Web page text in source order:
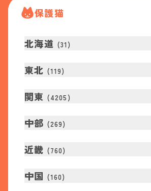
保護猫
北海道 (31 )
東北 (119)
関東 (4205 )
中部 (269)
近畿 (760)
中国 (160)